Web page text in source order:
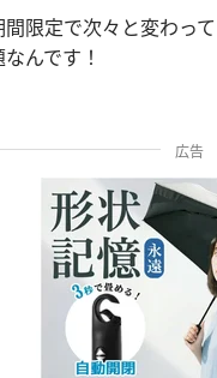
限定で次々と変わっ
んです！
広告